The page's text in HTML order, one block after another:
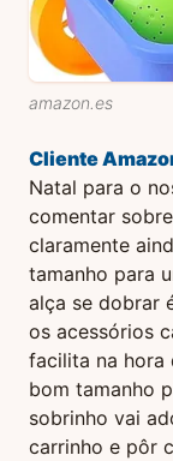
amazon.es
Cliente
Natal para o
comentar
claramente
tamanho para
alça se dobrar
os acessórios
facilita na hora
bom tamanho
sobrinho vai
carrinho e pôr